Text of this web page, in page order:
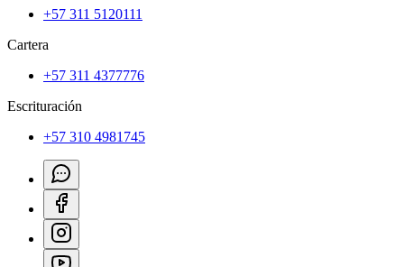
+57 311 5120111
Cartera
+57 311 4377776
Escrituración
+57 310 4981745